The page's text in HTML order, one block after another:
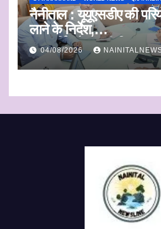
नैनीताल : यूयूएसडीए की
लाने के निर्देश,
जलापूर्ति और शहरी विकास
पर कुमाऊं आयुक्त सख्त
04/08/2026